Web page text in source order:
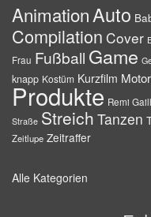
AnimationAuto
Compilation Cover
Frau Fußball Game
knapp Kostüm Kurzfilm
Produkte Remi
Straße Streich Tanzen
Zeitlupe Zeitraffer
Alle Kategorien